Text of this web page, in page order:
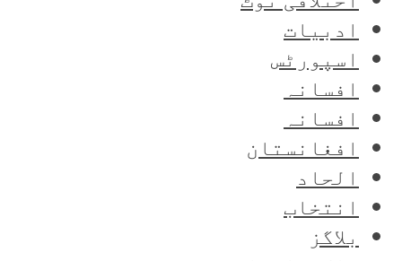
ادبیات
اسپورٹس
افسانہ
افسانہ
افغانستان
الحاد
انتخاب
بلاگز